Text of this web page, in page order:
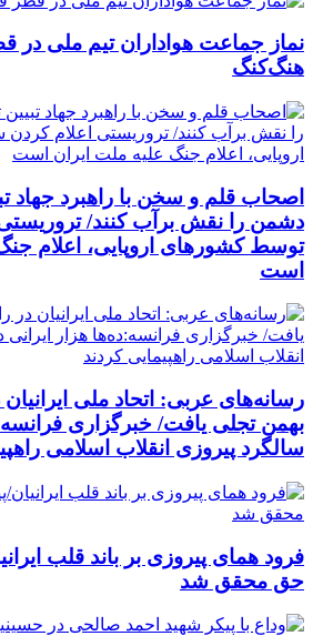
نماز جماعت هواداران تیم ملی در
هنگ‌کنگ
اصحاب قلم و سخن با راهبرد جهاد
دشمن را نقش برآب کنند/
توسط کشورهای اروپایی، اعلام
است
بهمن تجلی یافت/ خبرگزاری
سالگرد پیروزی انقلاب اسلامی
فرود همای پیروزی بر باند قلب
حق محقق شد